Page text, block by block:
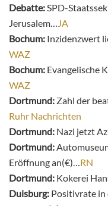
Debatte:SPD-
Jerusalem…JA
Bochum: Inzidenzwert
WAZ
Bochum: Evangelische
WAZ
Dortmund: Zahl der
Ruhr Nachrichten
Dortmund: Nazi jetzt
Dortmund:
Eröffnung an(€)…RN
Dortmund: Kokerei
Duisburg: Positivrate in